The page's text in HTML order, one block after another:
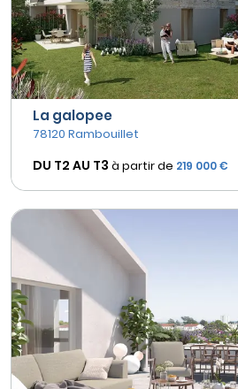
La galopee
78120 Rambouillet
DU T2 AU T3 à partir de 219 000 €